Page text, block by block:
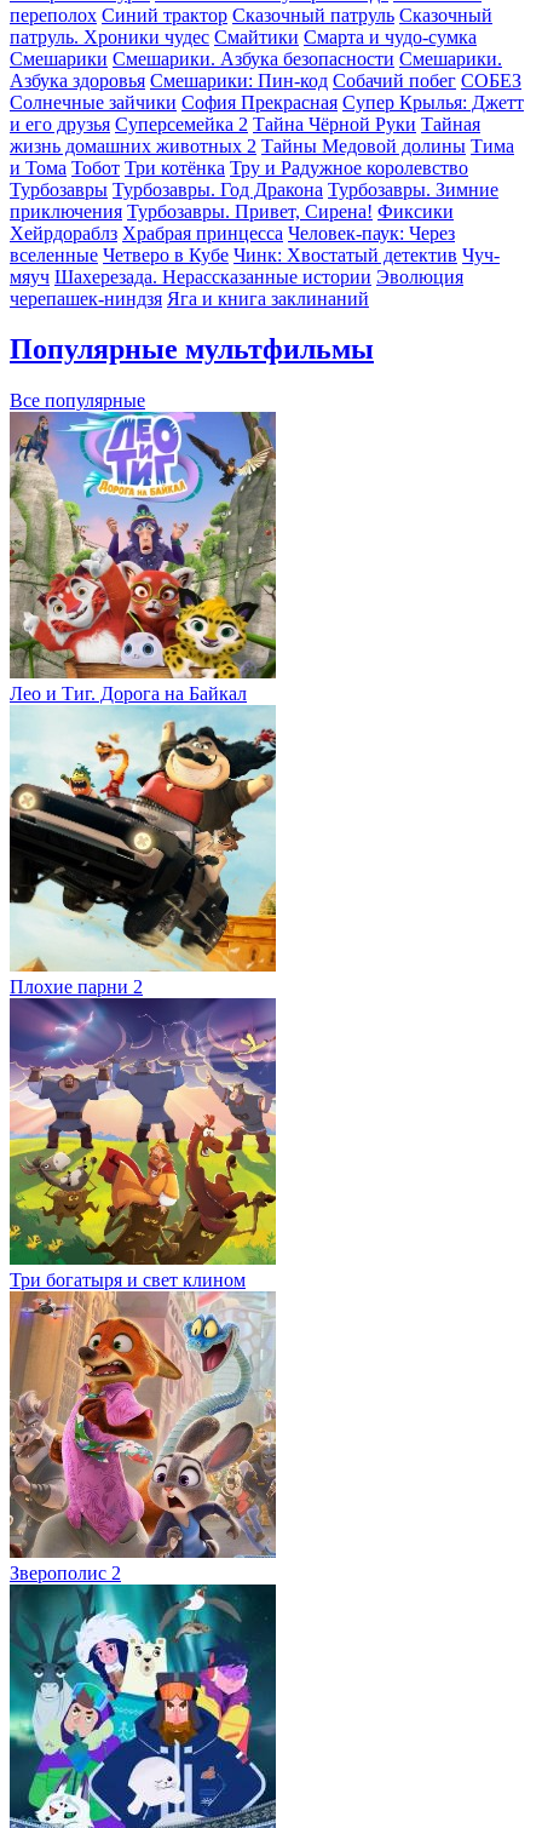
переполох Синий трактор Сказочный патруль Сказочный
патруль. Хроники чудес Смайтики Смарта и чудо-сумка
Смешарики Смешарики. Азбука безопасности Смешарики.
Азбука здоровья Смешарики: Пин-код Собачий побег СОБЕЗ
Солнечные зайчики София Прекрасная Супер Крылья: Джетт
и его друзья Суперсемейка 2 Тайна Чёрной Руки Тайная
жизнь домашних животных 2 Тайны Медовой долины Тима
и Тома Тобот Три котёнка Тру и Радужное королевство
Турбозавры Турбозавры. Год Дракона Турбозавры. Зимние
приключения Турбозавры. Привет, Сирена! Фиксики
Хейрдораблз Храбрая принцесса Человек-паук: Через
вселенные Четверо в Кубе Чинк: Хвостатый детектив Чуч-
мяуч Шахерезада. Нерассказанные истории Эволюция
черепашек-ниндзя Яга и книга заклинаний
Популярные мультфильмы
Все популярные
Лео и Тиг. Дорога на Байкал
Плохие парни 2
Три богатыря и свет клином
Зверополис 2